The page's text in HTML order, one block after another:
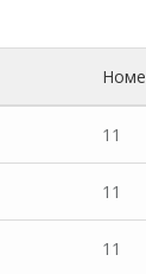
11
11
11